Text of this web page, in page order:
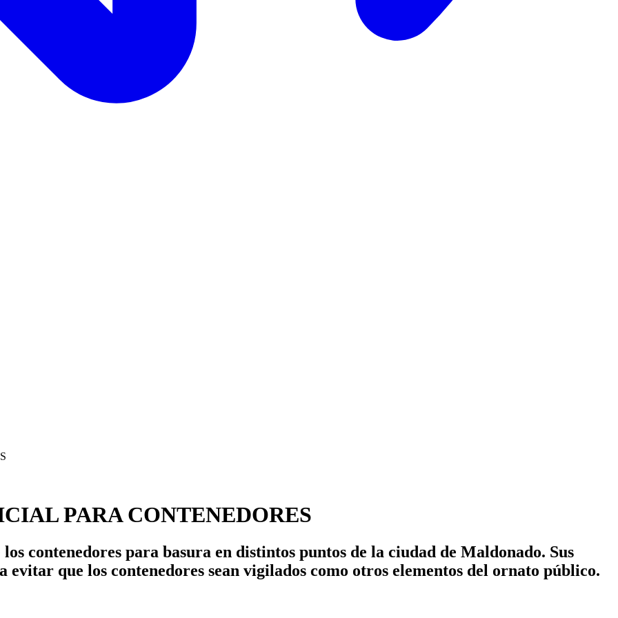
PARA CONTENEDORES
contenedores para basura en distintos puntos de la ciudad de Maldonado. Sus
que los contenedores sean vigilados como otros elementos del ornato público.